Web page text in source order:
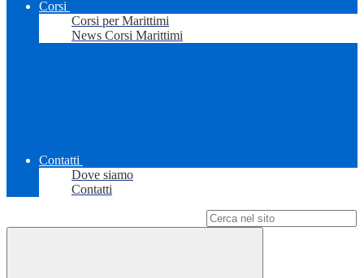
Corsi
Corsi per Marittimi
News Corsi Marittimi
Contatti
Dove siamo
Contatti